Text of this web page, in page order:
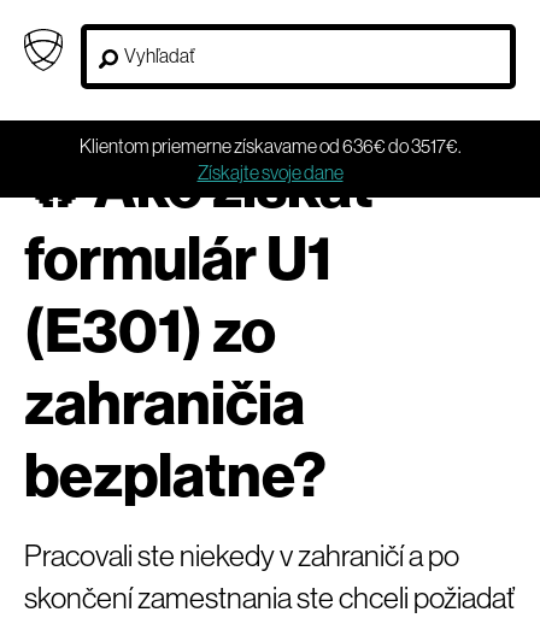
🔥 Ako získať
formulár U1
(E301) zo
zahraničia
bezplatne?
Pracovali ste niekedy v zahraničí a po
skončení zamestnania ste chceli požiadať
Klientom priemerne získavame od 636€ do 3517€.
Získajte svoje dane